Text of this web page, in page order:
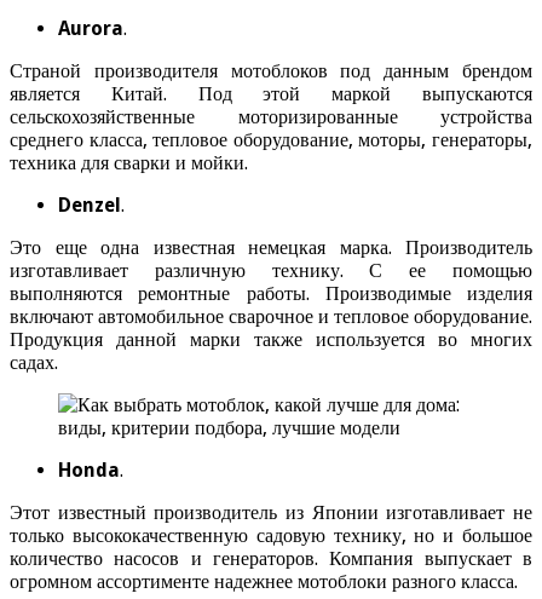
Aurora.
Страной производителя мотоблоков под данным брендом
является Китай. Под этой маркой выпускаются
сельскохозяйственные моторизированные устройства
среднего класса, тепловое оборудование, моторы, генераторы,
техника для сварки и мойки.
Denzel .
Это еще одна известная немецкая марка. Производитель
изготавливает различную технику. С ее помощью
выполняются ремонтные работы. Производимые изделия
включают автомобильное сварочное и тепловое оборудование.
Продукция данной марки также используется во многих
садах.
Honda.
Этот известный производитель из Японии изготавливает не
только высококачественную садовую технику, но и большое
количество насосов и генераторов. Компания выпускает в
огромном ассортименте надежнее мотоблоки разного класса.